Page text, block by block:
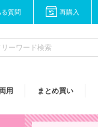
る質問 再購入
用 まとめ買い